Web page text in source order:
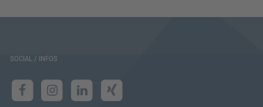
SOCIAL / INFOS